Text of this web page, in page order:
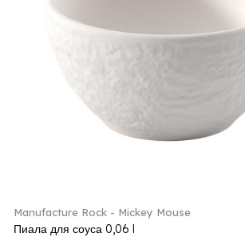
Manufacture Rock - Mickey Mouse
Пиала для соуса 0,06 l